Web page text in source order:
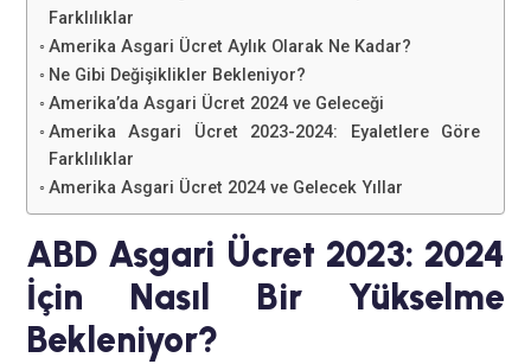
Farklılıklar
Amerika Asgari Ücret Aylık Olarak Ne Kadar?
Ne Gibi Değişiklikler Bekleniyor?
Amerika’da Asgari Ücret 2024 ve Geleceği
Amerika Asgari Ücret 2023-2024: Eyaletlere Göre
Farklılıklar
Amerika Asgari Ücret 2024 ve Gelecek Yıllar
ABD Asgari Ücret 2023: 2024
İçin Nasıl Bir Yükselme
Bekleniyor?